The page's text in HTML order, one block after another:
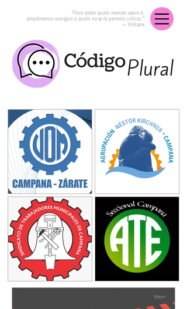
“Para saber quién manda sobre ti,
simplemente averigua a quién no se te permite criticar.”
― Voltaire